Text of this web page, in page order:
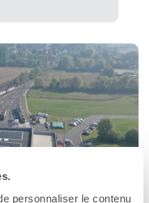
personnaliser le contenu